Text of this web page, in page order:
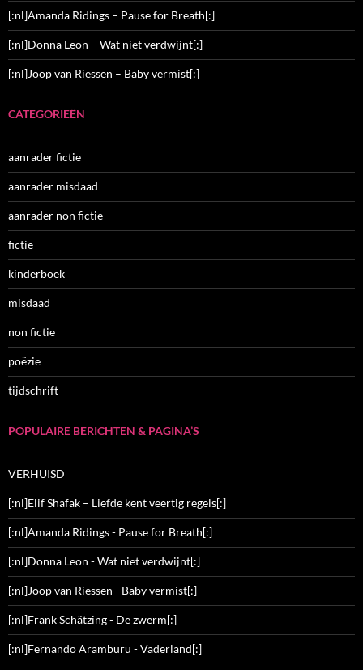
[:nl]Amanda Ridings – Pause for Breath[:]
[:nl]Donna Leon – Wat niet verdwijnt[:]
[:nl]Joop van Riessen – Baby vermist[:]
CATEGORIEËN
aanrader fictie
aanrader misdaad
aanrader non fictie
fictie
kinderboek
misdaad
non fictie
poëzie
tijdschrift
POPULAIRE BERICHTEN & PAGINA’S
VERHUISD
[:nl]Elif Shafak – Liefde kent veertig regels[:]
[:nl]Amanda Ridings - Pause for Breath[:]
[:nl]Donna Leon - Wat niet verdwijnt[:]
[:nl]Joop van Riessen - Baby vermist[:]
[:nl]Frank Schätzing - De zwerm[:]
[:nl]Fernando Aramburu - Vaderland[:]